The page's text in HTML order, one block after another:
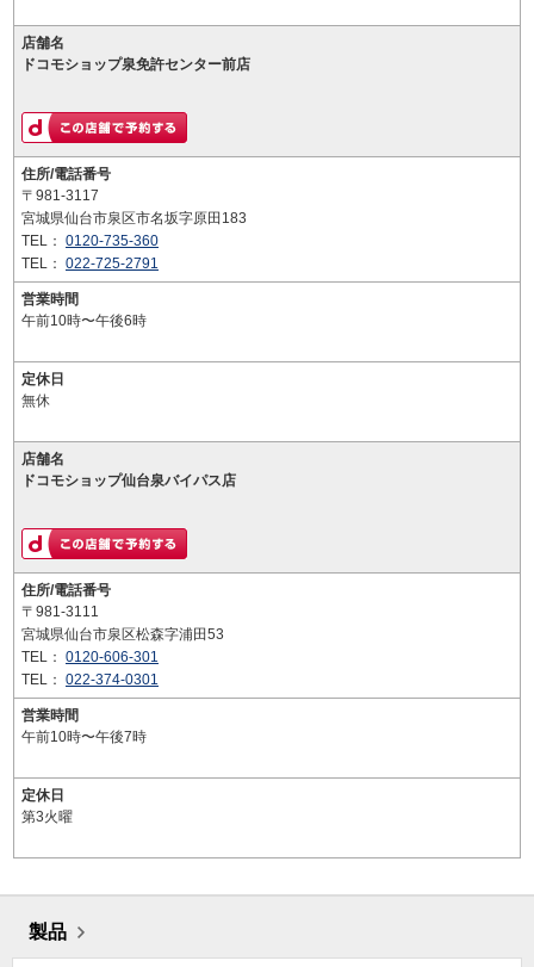
店舗名
ドコモショップ泉免許センター前店
住所/電話番号
〒981-3117
宮城県仙台市泉区市名坂字原田183
TEL： 0120-735-360
TEL： 022-725-2791
営業時間
午前10時〜午後6時
定休日
無休
店舗名
ドコモショップ仙台泉バイパス店
住所/電話番号
〒981-3111
宮城県仙台市泉区松森字浦田53
TEL： 0120-606-301
TEL： 022-374-0301
営業時間
午前10時〜午後7時
定休日
第3火曜
製品